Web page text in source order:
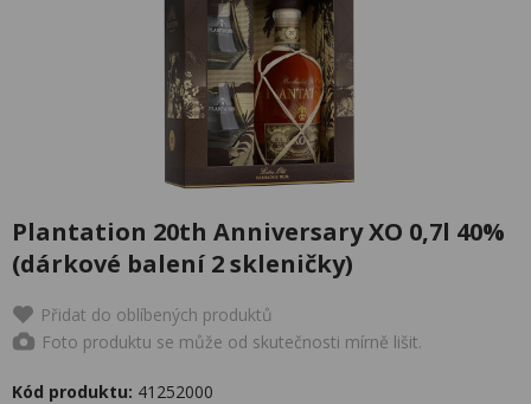
Plantation 20th Anniversary XO 0,7l 40%
(dárkové balení 2 skleničky)
Přidat do oblíbených produktů
Foto produktu se může od skutečnosti mírně lišit.
Kód produktu: 41252000